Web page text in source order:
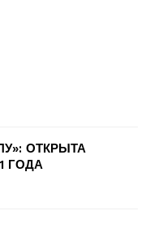
ОТКРЫТА
ГОДА